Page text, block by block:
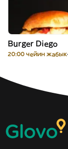
Burger Diego
20:00 чейин жабык